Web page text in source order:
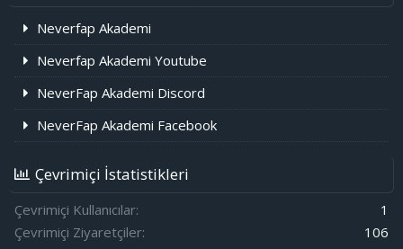
Neverfap Akademi
Neverfap Akademi Youtube
NeverFap Akademi Discord
NeverFap Akademi Facebook
Çevrimiçi İstatistikleri
Çevrimiçi Kullanıcılar
1
Çevrimiçi Ziyaretçiler
106